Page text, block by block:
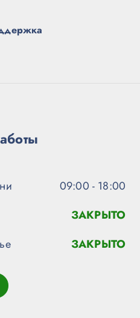
09:00 - 18:00
ЗАКРЫТО
ЗАКРЫТО